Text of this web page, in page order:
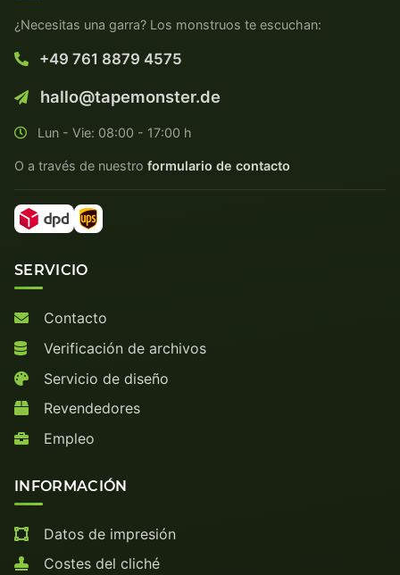
¿Necesitas una garra? Los monstruos te escuchan:
+49 761 8879 4575
hallo@tapemonster.de
Lun - Vie: 08:00 - 17:00 h
O a través de nuestro formulario de contacto
SERVICIO
Contacto
Verificación de archivos
Servicio de diseño
Revendedores
Empleo
INFORMACIÓN
Datos de impresión
Costes del cliché